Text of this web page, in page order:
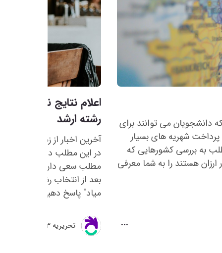
دانشجویان می توانند برای
شهریه های بسیار
به بررسی کشورهایی که
هستند را به شما معرفی
رشته ارشد
در این مطلب دائما به
مطلب سعی داریم که به یکی
بعد از انتخاب رشته، یعنی
میاد" پاسخ دهیم.
تحريريه 3گام